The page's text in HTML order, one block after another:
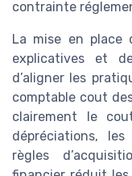
contrainte
La mise en place
explicatives et
d’aligner les
comptable cout
clairement le
dépréciations,
règles